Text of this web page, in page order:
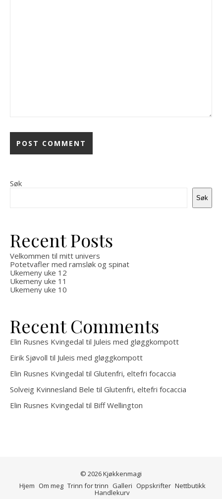
Søk
Søk
Recent Posts
Velkommen til mitt univers
Potetvafler med ramsløk og spinat
Ukemeny uke 12
Ukemeny uke 11
Ukemeny uke 10
Recent Comments
Elin Rusnes Kvingedal til Juleis med gløggkompott
Eirik Sjøvoll til Juleis med gløggkompott
Elin Rusnes Kvingedal til Glutenfri, eltefri focaccia
Solveig Kvinnesland Bele til Glutenfri, eltefri focaccia
Elin Rusnes Kvingedal til Biff Wellington
© 2026 Kjøkkenmagi
Hjem Om meg Trinn for trinn Galleri Oppskrifter Nettbutikk
Handlekurv